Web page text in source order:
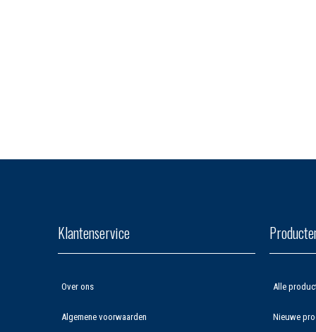
Klantenservice
Over ons
Algemene voorwaarden
Alle
Nieuwe